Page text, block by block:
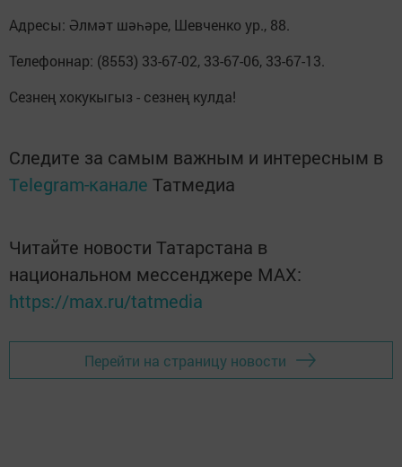
Адресы: Әлмәт шәһәре, Шевченко ур., 88.
Телефоннар: (8553) 33-67-02, 33-67-06, 33-67-13.
Сезнең хокукыгыз - сезнең кулда!
Следите за самым важным и интересным в
Telegram-канале Татмедиа
Читайте новости Татарстана в
национальном мессенджере MАХ:
https://max.ru/tatmedia
Перейти на страницу новости